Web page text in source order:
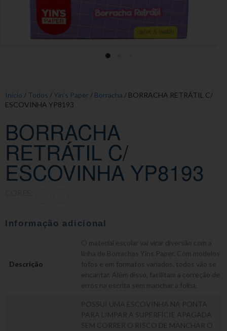
Início / Todos /Yin's Paper / Borracha / BORRACHA RETRÁTIL C/
ESCOVINHA YP8193
BORRACHA
RETRÁTIL C/
ESCOVINHA YP8193
Informação adicional
Descrição
O material escolar vai virar diversão com a
linha de Borrachas Yins Paper. Com modelos
fofos e em formatos variados, todos vão se
encantar. Além disso, facilitam a correção de
erros na escrita sem manchar a folha.
POSSUI UMA ESCOVINHA NA PONTA
PARA LIMPAR A SUPERFÍCIE APAGADA
SEM CORRER O RISCO DE MANCHAR O